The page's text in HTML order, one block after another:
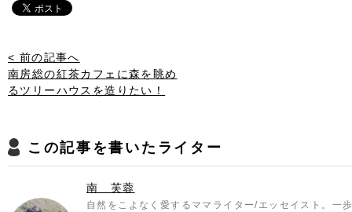
< 前の記事へ
南房総の紅茶カフェに森を眺め
るツリーハウスを造りたい！
この記事を書いたライター
南 芙蓉
自然をこよなく愛するママライター/エッセイスト。一